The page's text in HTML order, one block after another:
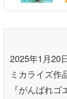
2025年1月20
ミカライズ作
『がんばれ